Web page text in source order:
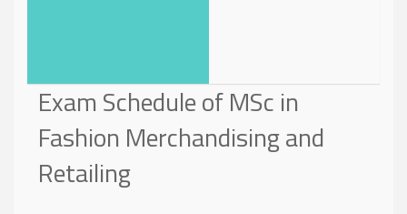
Exam Schedule of MSc in
Fashion Merchandising and
Retailing